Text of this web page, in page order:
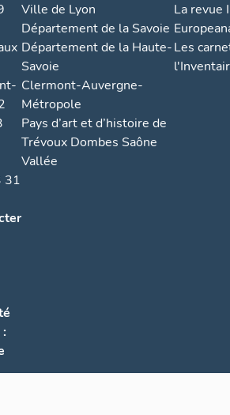
31
Ville de Lyon
Département de la Savoie
Département de la Haute-
Savoie
Clermont-Auvergne-
Métropole
Pays d’art et d’histoire de
Trévoux Dombes Saône
Vallée
La revue
Les